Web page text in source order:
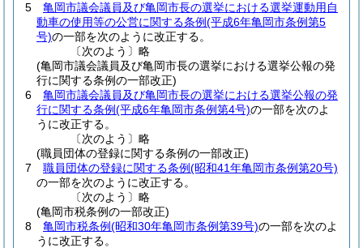
5
亀岡市議会議員及び亀岡市長の選挙における選挙運動用自
動車の使用等の公営に関する条例(平成6年亀岡市条例第5
号)の一部を次のように改正する。
〔次のよう〕略
(亀岡市議会議員及び亀岡市長の選挙における選挙公報の発
行に関する条例の一部改正)
6
亀岡市議会議員及び亀岡市長の選挙における選挙公報の発
行に関する条例(平成6年亀岡市条例第4号)の一部を次のよ
うに改正する。
〔次のよう〕略
(職員団体の登録に関する条例の一部改正)
7
職員団体の登録に関する条例(昭和41年亀岡市条例第20号)
の一部を次のように改正する。
〔次のよう〕略
(亀岡市税条例の一部改正)
8
亀岡市税条例(昭和30年亀岡市条例第39号)の一部を次のよ
うに改正する。